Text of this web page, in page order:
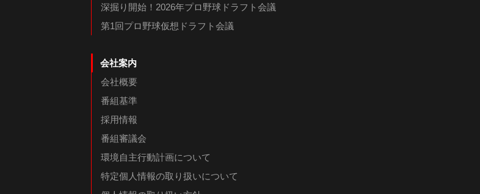
深掘り開始！2026年プロ野球ドラフト会議
第1回プロ野球仮想ドラフト会議
会社案内
会社概要
番組基準
採用情報
番組審議会
環境自主行動計画について
特定個人情報の取り扱いについて